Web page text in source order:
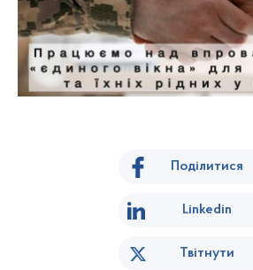
Поділитися
Linkedin
Твітнути